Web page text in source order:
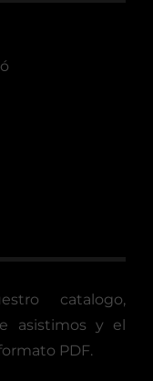
catalogo,
asistimos y el
PDF.